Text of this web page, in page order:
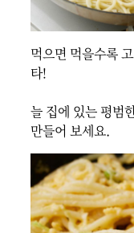
먹으면 먹을수록
타!
늘 집에 있는 평범
만들어 보세요.